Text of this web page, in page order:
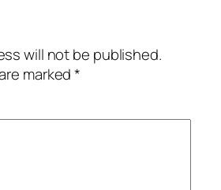
will not be published.
marked*